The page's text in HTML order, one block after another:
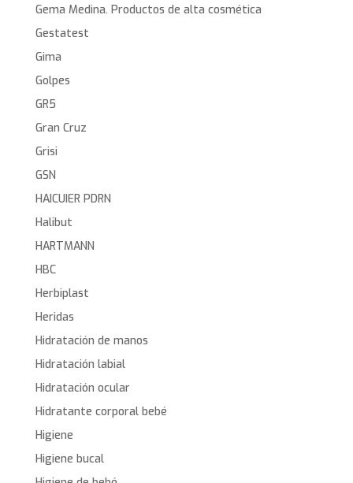
Gema Medina. Productos de alta cosmética
Gestatest
Gima
Golpes
GR5
Gran Cruz
Grisi
GSN
HAICUIER PDRN
Halibut
HARTMANN
HBC
Herbiplast
Heridas
Hidratación de manos
Hidratación labial
Hidratación ocular
Hidratante corporal bebé
Higiene
Higiene bucal